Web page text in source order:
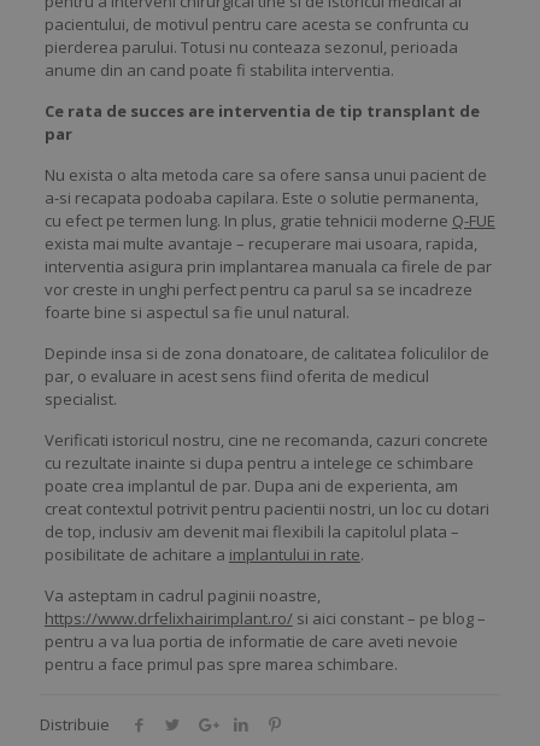
pacientului, de motivul pentru care acesta se confrunta cu
pierderea parului. Totusi nu conteaza sezonul, perioada
anume din an cand poate fi stabilita interventia.
Ce rata de succes are interventia de tip transplant de
par
Nu exista o alta metoda care sa ofere sansa unui pacient de
a-si recapata podoaba capilara. Este o solutie permanenta,
cu efect pe termen lung. In plus, gratie tehnicii moderne Q-FUE
exista mai multe avantaje – recuperare mai usoara, rapida,
interventia asigura prin implantarea manuala ca firele de par
vor creste in unghi perfect pentru ca parul sa se incadreze
foarte bine si aspectul sa fie unul natural.
Depinde insa si de zona donatoare, de calitatea foliculilor de
par, o evaluare in acest sens fiind oferita de medicul
specialist.
Verificati istoricul nostru, cine ne recomanda, cazuri concrete
cu rezultate inainte si dupa pentru a intelege ce schimbare
poate crea implantul de par. Dupa ani de experienta, am
creat contextul potrivit pentru pacientii nostri, un loc cu dotari
de top, inclusiv am devenit mai flexibili la capitolul plata –
posibilitate de achitare a implantului in rate.
Va asteptam in cadrul paginii noastre,
https://www.drfelixhairimplant.ro/si aici constant – pe blog –
pentru a va lua portia de informatie de care aveti nevoie
pentru a face primul pas spre marea schimbare.
Distribuie